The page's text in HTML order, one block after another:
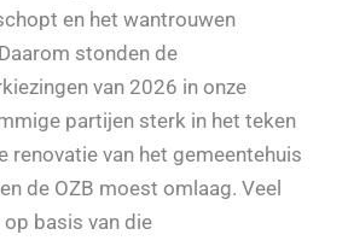
en het wantrouwen
stonden de
van 2026 in onze
partijen sterk in het teken
renovatie van het gemeentehuis
de OZB moest omlaag. Veel
basis van die